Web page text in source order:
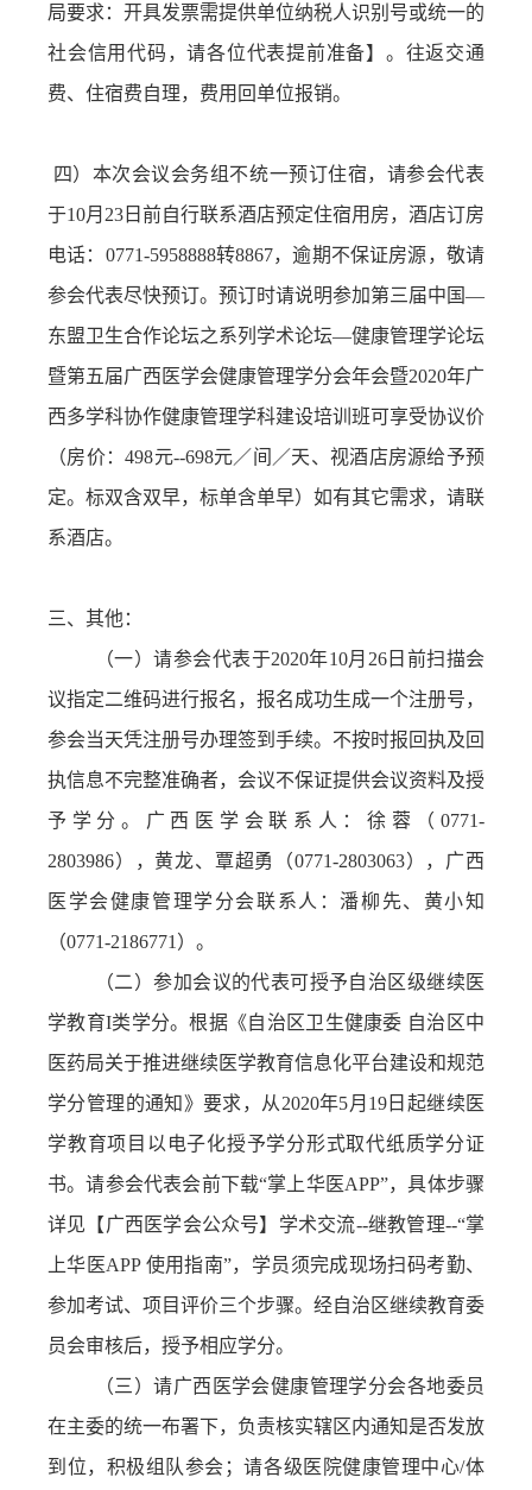
局要求：开具发票需提供单位纳税人识别号或统一的
社会信用代码，请各位代表提前准备】。往返交通
费、住宿费自理，费用回单位报销。
四）本次会议会务组不统一预订住宿，请参会代表
于10月23日前自行联系酒店预定住宿用房，酒店订房
电话：0771-5958888转8867，逾期不保证房源，敬请
参会代表尽快预订。预订时请说明参加第三届中国—
东盟卫生合作论坛之系列学术论坛—健康管理学论坛
暨第五届广西医学会健康管理学分会年会暨2020年广
西多学科协作健康管理学科建设培训班可享受协议价
（房价：498元--698元／间／天、视酒店房源给予预
定。标双含双早，标单含单早）如有其它需求，请联
系酒店。
三、其他：
（一）请参会代表于2020年10月26日前扫描会
议指定二维码进行报名，报名成功生成一个注册号，
参会当天凭注册号办理签到手续。不按时报回执及回
执信息不完整准确者，会议不保证提供会议资料及授
予学分。广西医学会联系人：徐蓉（0771-
2803986），黄龙、覃超勇（0771-2803063），广西
医学会健康管理学分会联系人：潘柳先、黄小知
（0771-2186771）。
（二）参加会议的代表可授予自治区级继续医
学教育I类学分。根据《自治区卫生健康委 自治区中
医药局关于推进继续医学教育信息化平台建设和规范
学分管理的通知》要求，从2020年5月19日起继续医
学教育项目以电子化授予学分形式取代纸质学分证
书。请参会代表会前下载“掌上华医APP”，具体步骤
详见【广西医学会公众号】学术交流--继教管理--“掌
上华医APP 使用指南”，学员须完成现场扫码考勤、
参加考试、项目评价三个步骤。经自治区继续教育委
员会审核后，授予相应学分。
（三）请广西医学会健康管理学分会各地委员
在主委的统一布署下，负责核实辖区内通知是否发放
到位，积极组队参会；请各级医院健康管理中心/体